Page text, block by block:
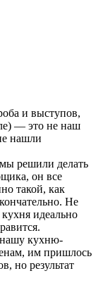
и выступов,
— это не наш
нашли
решили делать
он все
такой, как
Не
идеально
нашу кухню-
им пришлось
но результат